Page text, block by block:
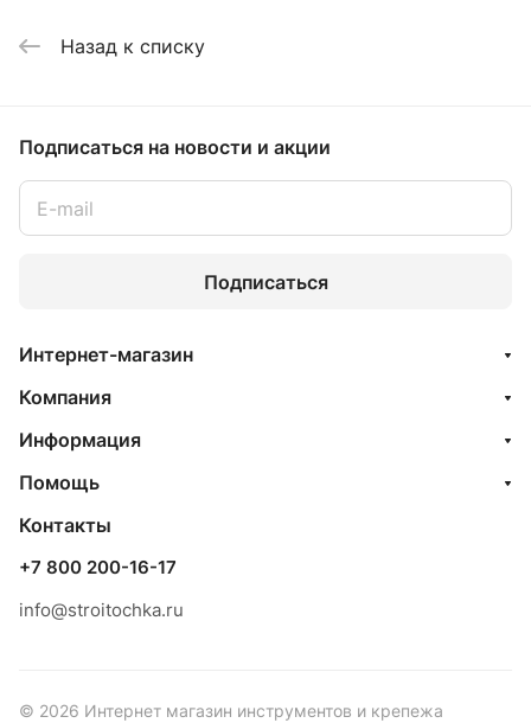
Назад к списку
Подписаться на новости и акции
Подписаться
Интернет-магазин
Компания
Информация
Помощь
Контакты
+7 800 200-16-17
info@stroitochka.ru
© 2026 Интернет магазин инструментов и крепежа